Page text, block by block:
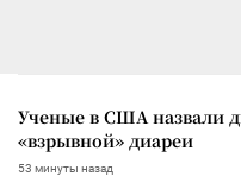
Ученые в США назвали
«взрывной» диареи
53 минуты назад